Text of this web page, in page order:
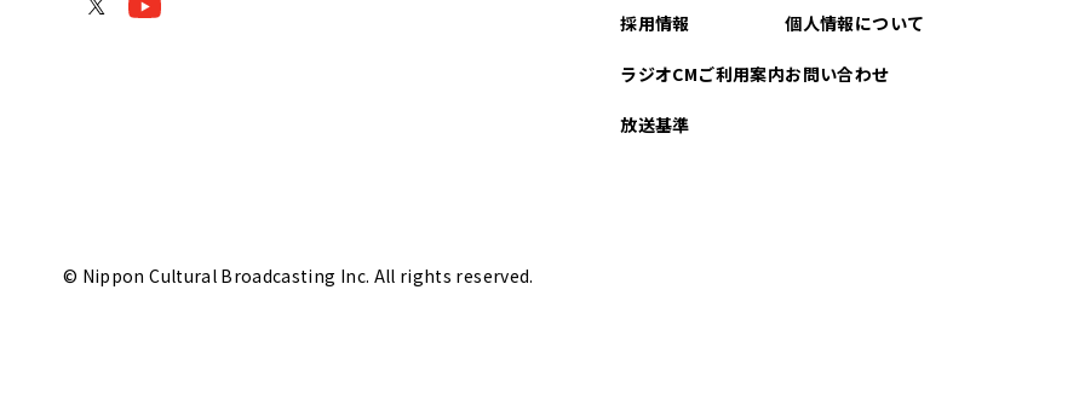
採用情報
ラジオCMご利用案内
放送基準
個人情報について
お問い合わせ
© Nippon Cultural Broadcasting Inc. All rights reserved.